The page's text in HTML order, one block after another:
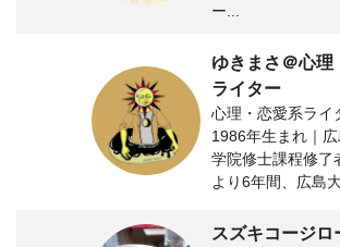
ー...
ゆきまさ＠心理
ライター
心理・恋愛系ライ
1986年生まれ｜
学院修士課程修了
より6年間、広島大
スズキコージロ